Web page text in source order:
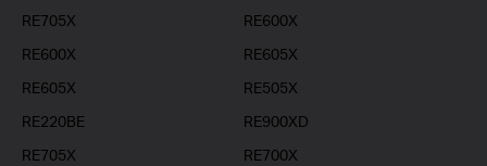
RE705X
RE600X
RE600X
RE605X
RE605X
RE505X
RE220BE
RE900XD
RE705X
RE700X